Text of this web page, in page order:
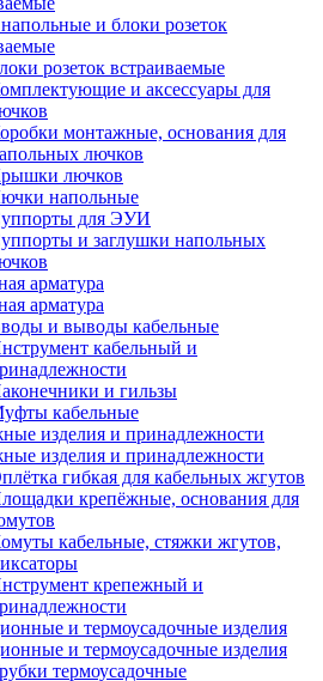
и блоки розеток
розеток встраиваемые
и аксессуары для
монтажные, основания для
лючков
лючков
напольные
для ЭУИ
и заглушки напольных
арматура
арматура
и выводы кабельные
кабельный и
и гильзы
кабельные
изделия и принадлежности
изделия и принадлежности
гибкая для кабельных жгутов
крепёжные, основания для
кабельные, стяжки жгутов,
крепежный и
и термоусадочные изделия
и термоусадочные изделия
термоусадочные